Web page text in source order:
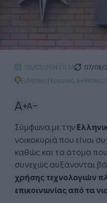
05/03/2014 | 11:54
07/08/
Ειδήσεις |Έρευνες,
Σύμφωνα με την
νοικοκυριά που είναι
καθώς και τα άτομα
συνεχώς αυξάνονται
χρήσης τεχνολογιών
επικοινωνίας από τα